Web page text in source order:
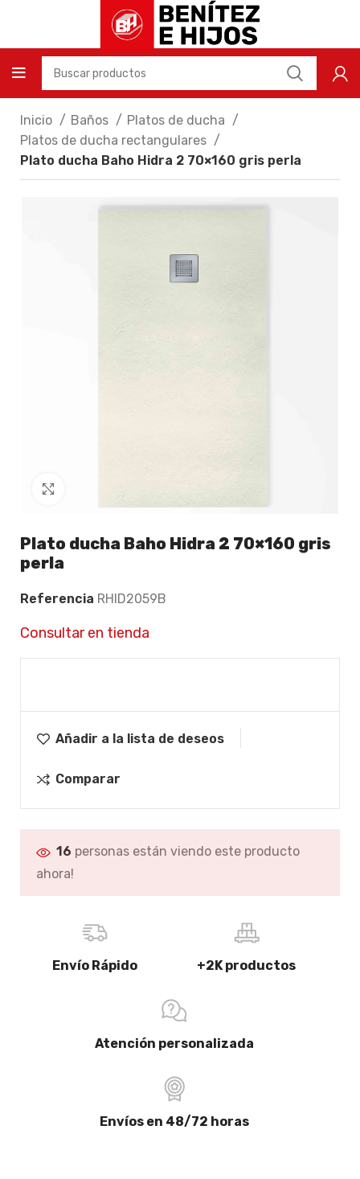
Inicio Baños
Platos de ducha
Platos de ducha rectangulares
Plato ducha Baho Hidra 2 70×160 gris perla
Plato ducha Baho Hidra 2 70×160 gris
perla
Referencia RHID2059B
Consultar en tienda
Añadir a la lista de deseos
Comparar
16 personas están viendo este producto
ahora!
Envío Rápido +2K productos
Atención personalizada
Envíos en 48/72 horas